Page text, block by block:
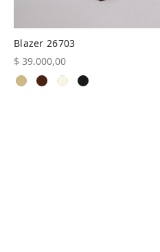
Blazer 26703
$ 39.000,00